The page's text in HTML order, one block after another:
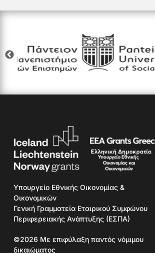
Υπουργείο Εθνικής Οικονομίας &
Οικονομικών
Γενική Γραμματεία Εταιρικού Συμφώνου
Περιφερειακής Ανάπτυξης (ΕΣΠΑ)
©2026 Mε επιφύλαξη παντός νόμιμου
δικαιώματος